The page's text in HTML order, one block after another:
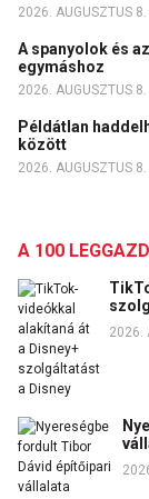
2026. AUGUSZTUS 8.
A spanyolok és
egymáshoz
2026. AUGUSZTUS 8.
Példátlan
között
2026. AUGUSZTUS 8.
A 100
2026.